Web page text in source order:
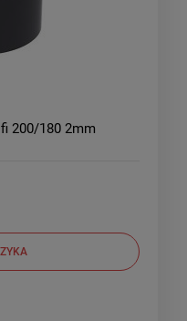
200/180 2mm